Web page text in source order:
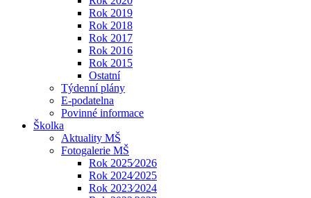
Rok 2019
Rok 2018
Rok 2017
Rok 2016
Rok 2015
Ostatní
Týdenní plány
E-podatelna
Povinné informace
Školka
Aktuality MŠ
Fotogalerie MŠ
Rok 2025⁄2026
Rok 2024⁄2025
Rok 2023⁄2024